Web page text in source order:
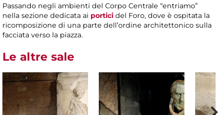
Passando negli ambienti del Corpo Centrale “entriamo”
nella sezione dedicata ai portici del Foro, dove è ospitata la
ricomposizione di una parte dell’ordine architettonico sulla
facciata verso la piazza.
Le altre sale